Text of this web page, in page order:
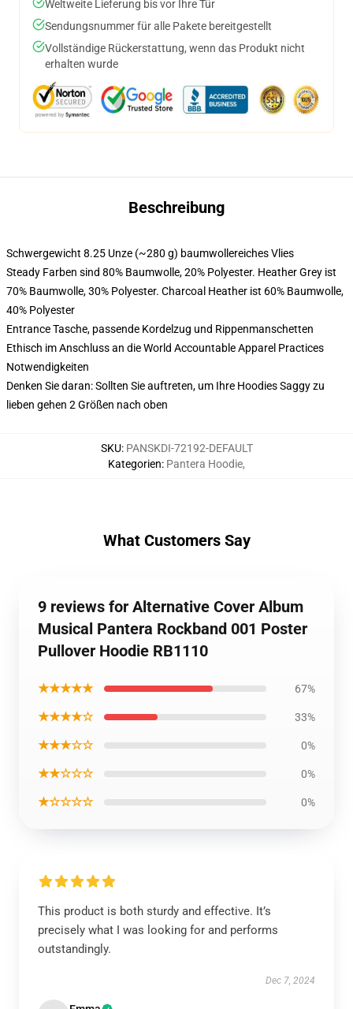
Weltweite Lieferung bis vor Ihre Tür
Sendungsnummer für alle Pakete bereitgestellt
Vollständige Rückerstattung, wenn das Produkt nicht
erhalten wurde
Beschreibung
Schwergewicht 8.25 Unze (~280 g) baumwollereiches Vlies
Steady Farben sind 80% Baumwolle, 20% Polyester. Heather Grey ist
70% Baumwolle, 30% Polyester. Charcoal Heather ist 60% Baumwolle,
40% Polyester
Entrance Tasche, passende Kordelzug und Rippenmanschetten
Ethisch im Anschluss an die World Accountable Apparel Practices
Notwendigkeiten
Denken Sie daran: Sollten Sie auftreten, um Ihre Hoodies Saggy zu
lieben gehen 2 Größen nach oben
SKU: PANSKDI-72192-DEFAULT
Kategorien: Pantera Hoodie,
What Customers Say
9 reviews for Alternative Cover Album
Musical Pantera Rockband 001 Poster
Pullover Hoodie RB1110
★★★★★ 67%
★★★★☆ 33%
★★★☆☆ 0%
★★☆☆☆ 0%
★☆☆☆☆ 0%
This product is both sturdy and effective. It’s
precisely what I was looking for and performs
outstandingly.
Dec 7, 2024